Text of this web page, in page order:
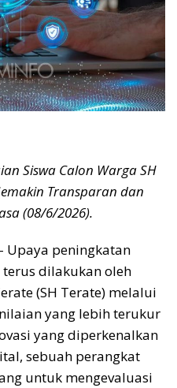
Siswa Calon Warga SH
Transparan dan
(08/6/2026).
Upaya peningkatan
dilakukan oleh
(SH Terate) melalui
yang lebih terukur
yang diperkenalkan
sebuah perangkat
untuk mengevaluasi